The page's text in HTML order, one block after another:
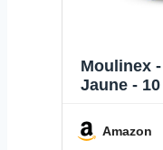
Moulinex
Jaune -
Amazon